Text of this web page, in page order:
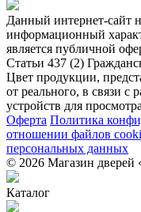
Данный интернет-сайт
информационный
является публичной
Статьи 437 (2)
Цвет продукции,
от реального, в связи
устройств для
Оферта Политика
отношении файлов
персональных данных
© 2026 Магазин дверей
Каталог